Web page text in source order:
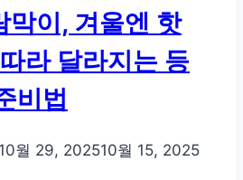
막이, 겨울엔 핫
라 달라지는 등
비법
10월 29, 202510월 15, 2025